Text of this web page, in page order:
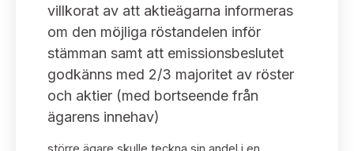
Informationsgivning
Arbetssätt och jävsfrågor
Stadgar
Arbetsordning
Framställningar och konsultation
Uttalanden sorterade efter publiceringsdatum
Samtliga uttalanden sorterade årsvis
Takeover-regler för reglerade marknader och vissa
handelsplattformar
AKTUELLT
Nyheter och pressmeddelanden
Prenumerera
KONTAKT
Kontakt angående ansökningar och uttalanden
villkorat av att aktieägarna informeras
om den möjliga röstandelen inför
stämman samt att emissionsbeslutet
godkänns med 2/3 majoritet av röster
och aktier (med bortseende från
ägarens innehav)